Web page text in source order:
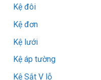
Kệ đôi
Kệ đơn
Kệ lưới
Kệ áp tường
Kệ Sắt V lỗ